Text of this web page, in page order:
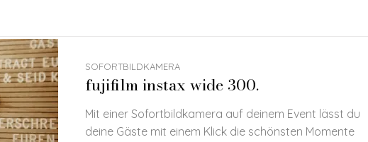
SOFORTBILDKAMERA
fujifilm instax wide 300.
Mit einer Sofortbildkamera auf deinem Event lässt du
deine Gäste mit einem Klick die schönsten Momente